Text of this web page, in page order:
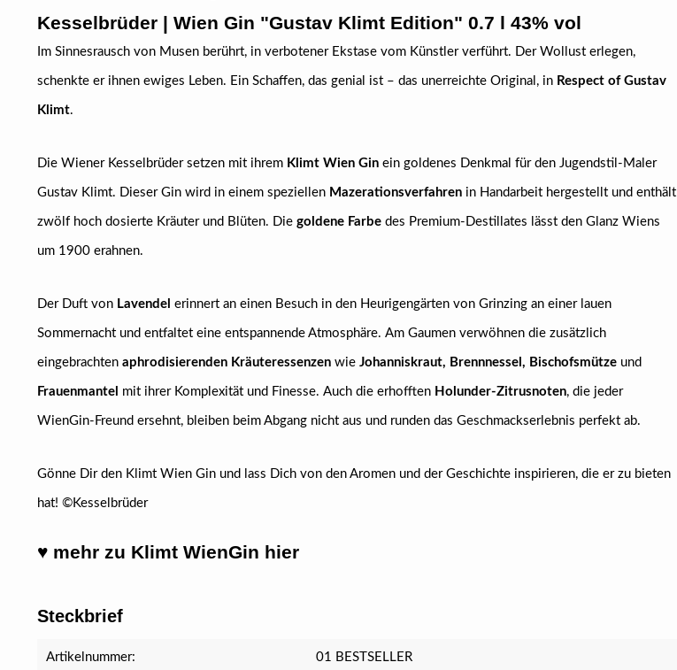
Kesselbrüder | Wien Gin "Gustav Klimt Edition" 0.7 l 43% vol
Im Sinnesrausch von Musen berührt, in verbotener Ekstase vom Künstler verführt. Der Wollust erlegen,
schenkte er ihnen ewiges Leben. Ein Schaffen, das genial ist – das unerreichte Original, in Respect of Gustav
Klimt.
Die Wiener Kesselbrüder setzen mit ihrem Klimt Wien Gin ein goldenes Denkmal für den Jugendstil-Maler
Gustav Klimt. Dieser Gin wird in einem speziellen Mazerationsverfahren in Handarbeit hergestellt und enthält
zwölf hoch dosierte Kräuter und Blüten. Die goldene Farbe des Premium-Destillates lässt den Glanz Wiens
um 1900 erahnen.
Der Duft von Lavendel erinnert an einen Besuch in den Heurigengärten von Grinzing an einer lauen
Sommernacht und entfaltet eine entspannende Atmosphäre. Am Gaumen verwöhnen die zusätzlich
eingebrachten aphrodisierenden Kräuteressenzen wie Johanniskraut, Brennnessel, Bischofsmütze und
Frauenmantel mit ihrer Komplexität und Finesse. Auch die erhofften Holunder-Zitrusnoten, die jeder
WienGin-Freund ersehnt, bleiben beim Abgang nicht aus und runden das Geschmackserlebnis perfekt ab.
Gönne Dir den Klimt Wien Gin und lass Dich von den Aromen und der Geschichte inspirieren, die er zu bieten
hat! ©Kesselbrüder
♥ mehr zu Klimt WienGin hier
Steckbrief
Artikelnummer: 01 BESTSELLER